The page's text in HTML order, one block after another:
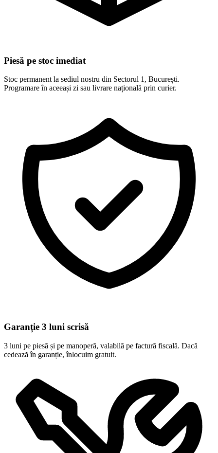
Piesă pe stoc imediat
Stoc permanent la sediul nostru din Sectorul 1, București.
Programare în aceeași zi sau livrare națională prin curier.
Garanție 3 luni scrisă
3 luni pe piesă și pe manoperă, valabilă pe factură fiscală. Dacă
cedează în garanție, înlocuim gratuit.